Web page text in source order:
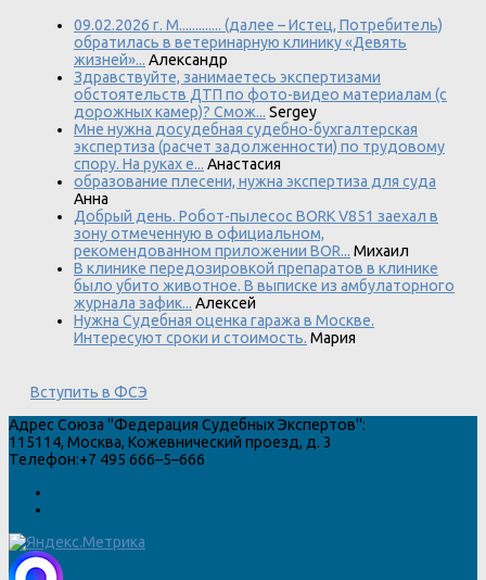
09.02.2026 г. М............. (далее – Истец, Потребитель)
обратилась в ветеринарную клинику «Девять
жизней»... Александр
Здравствуйте, занимаетесь экспертизами
обстоятельств ДТП по фото-видео материалам (с
дорожных камер)? Смож... Sergey
Мне нужна досудебная судебно-бухгалтерская
экспертиза (расчет задолженности) по трудовому
спору. На руках е... Анастасия
образование плесени, нужна экспертиза для суда
Анна
Добрый день. Робот-пылесос BORK V851 заехал в
зону отмеченную в официальном,
рекомендованном приложении BOR... Михаил
В клинике передозировкой препаратов в клинике
было убито животное. В выписке из амбулаторного
журнала зафик... Алексей
Нужна Судебная оценка гаража в Москве.
Интересуют сроки и стоимость. Мария
Вступить в ФСЭ
Адрес Союза "Федерация Судебных Экспертов":
115114, Москва, Кожевнический проезд, д. 3
Телефон:+7 495 666–5–666